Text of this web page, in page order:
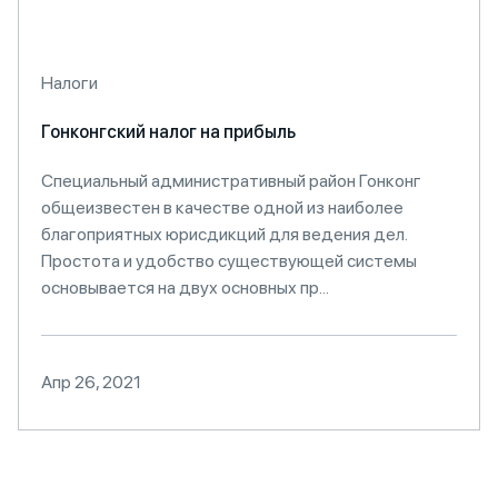
Налоги
Гонконгский налог на прибыль
Специальный административный район Гонконг
общеизвестен в качестве одной из наиболее
благоприятных юрисдикций для ведения дел.
Простота и удобство существующей системы
основывается на двух основных пр...
Апр 26, 2021